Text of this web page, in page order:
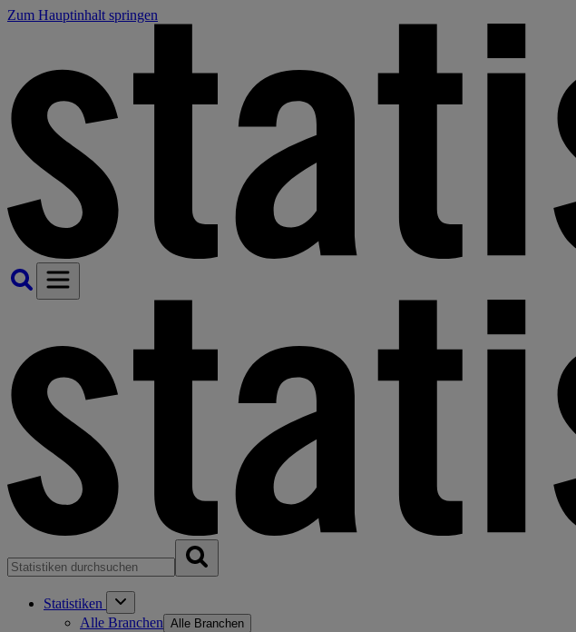
Zum Hauptinhalt springen
Statistiken
Alle Branchen Alle Branchen